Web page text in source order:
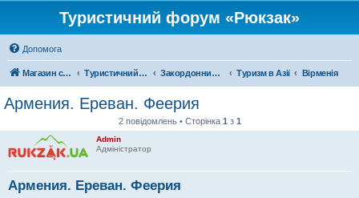
Туристичний форум «Рюкзак»
Допомога
Магазин спорядження Туристичний форум «Рюкзак» Закордонний туризм Туризм в Азії Вірменія
Армения. Ереван. Феерия
2 повідомлень • Сторінка 1 з 1
Admin
Адміністратор
Армения. Ереван. Феерия